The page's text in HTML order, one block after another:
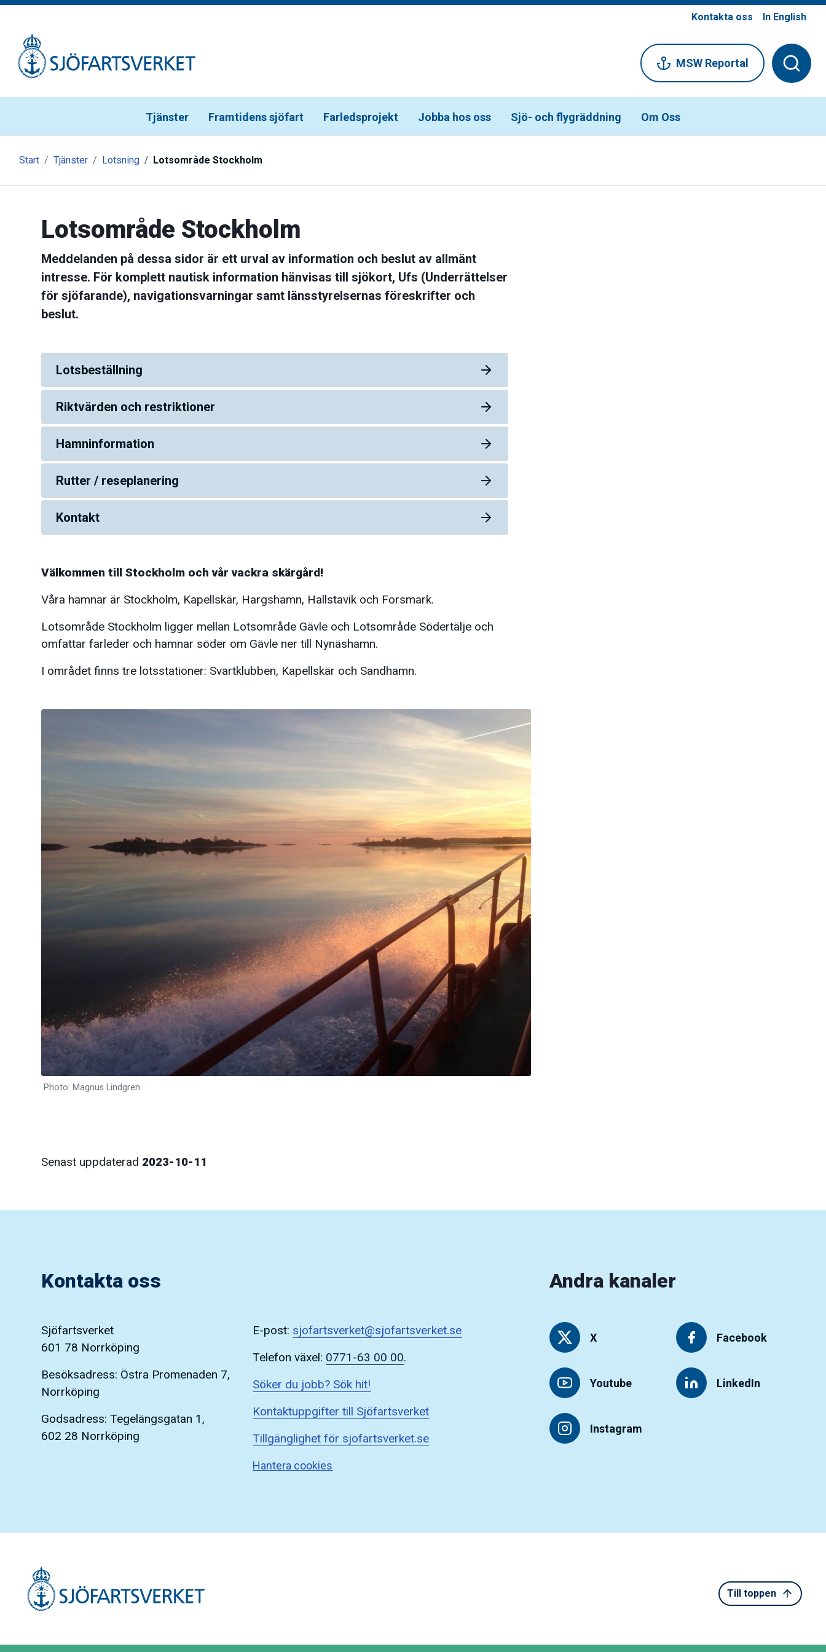
Kontakta oss In English
Tjänster Framtidens sjöfart Farledsprojekt Jobba hos oss Sjö- och flygräddning Om Oss
MSW Reportal
Start Tjänster Lotsning Lotsområde Stockholm
Lotsområde Stockholm
Meddelanden på dessa sidor är ett urval av information och beslut av allmänt
intresse. För komplett nautisk information hänvisas till sjökort, Ufs (Underrättelser
för sjöfarande), navigationsvarningar samt länsstyrelsernas föreskrifter och
beslut.
Lotsbeställning
Riktvärden och restriktioner
Hamninformation
Rutter / reseplanering
Kontakt
Välkommen till Stockholm och vår vackra skärgård!
Våra hamnar är Stockholm, Kapellskär, Hargshamn, Hallstavik och Forsmark.
Lotsområde Stockholm ligger mellan Lotsområde Gävle och Lotsområde Södertälje och
omfattar farleder och hamnar söder om Gävle ner till Nynäshamn.
I området finns tre lotsstationer: Svartklubben, Kapellskär och Sandhamn.
Photo: Magnus Lindgren
Senast uppdaterad 2023-10-11
Kontakta oss
Sjöfartsverket
601 78 Norrköping
Besöksadress: Östra Promenaden 7,
Norrköping
Godsadress: Tegelängsgatan 1,
602 28 Norrköping
E-post: sjofartsverket@sjofartsverket.se
Telefon växel: 0771-63 00 00.
Söker du jobb? Sök hit!
Kontaktuppgifter till Sjöfartsverket
Tillgänglighet för sjofartsverket.se
Hantera cookies
Andra kanaler
X
Youtube
Instagram
Facebook
LinkedIn
Till toppen